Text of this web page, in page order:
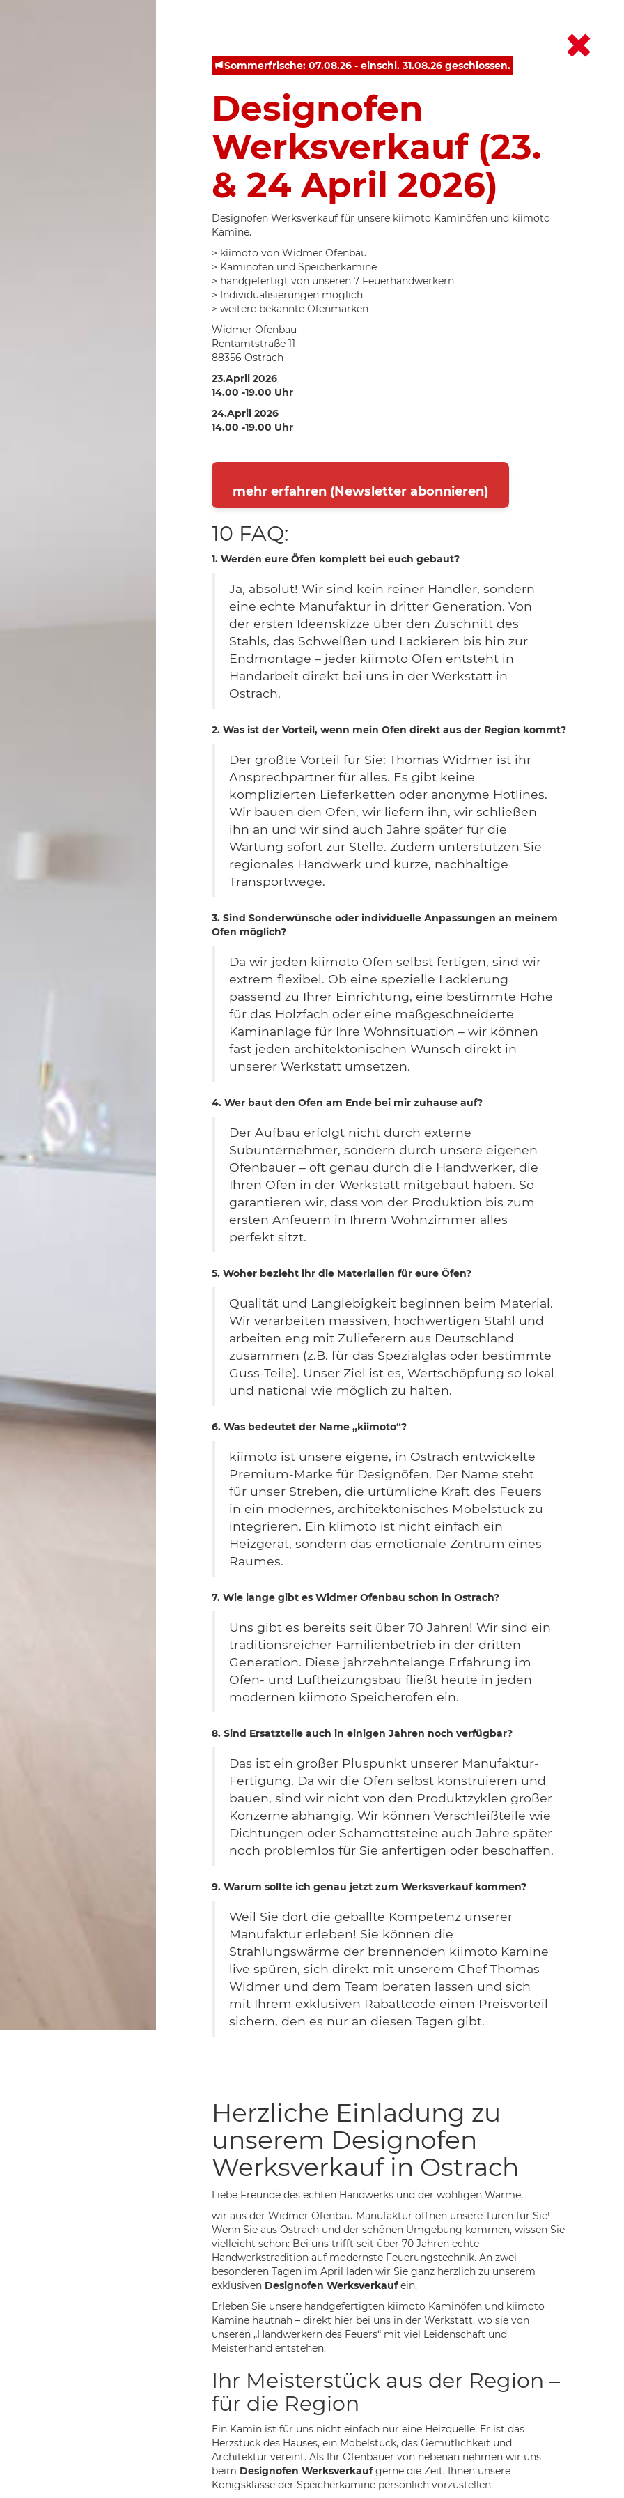
Sommerfrische: 07.08.26 - einschl. 31.08.26 geschlossen.
Designofen
Werksverkauf (23.
& 24 April 2026)
Designofen Werksverkauf für unsere kiimoto Kaminöfen und kiimoto
Kamine.
> kiimoto von Widmer Ofenbau
> Kaminöfen und Speicherkamine
> handgefertigt von unseren 7 Feuerhandwerkern
> Individualisierungen möglich
> weitere bekannte Ofenmarken
Widmer Ofenbau
Rentamtstraße 11
88356 Ostrach
23.April 2026
14.00 -19.00 Uhr
24.April 2026
14.00 -19.00 Uhr
mehr erfahren (Newsletter abonnieren)
10 FAQ:
1. Werden eure Öfen komplett bei euch gebaut?
Ja, absolut! Wir sind kein reiner Händler, sondern
eine echte Manufaktur in dritter Generation. Von
der ersten Ideenskizze über den Zuschnitt des
Stahls, das Schweißen und Lackieren bis hin zur
Endmontage – jeder kiimoto Ofen entsteht in
Handarbeit direkt bei uns in der Werkstatt in
Ostrach.
2. Was ist der Vorteil, wenn mein Ofen direkt aus der Region kommt?
Der größte Vorteil für Sie: Thomas Widmer ist ihr
Ansprechpartner für alles. Es gibt keine
komplizierten Lieferketten oder anonyme Hotlines.
Wir bauen den Ofen, wir liefern ihn, wir schließen
ihn an und wir sind auch Jahre später für die
Wartung sofort zur Stelle. Zudem unterstützen Sie
regionales Handwerk und kurze, nachhaltige
Transportwege.
3. Sind Sonderwünsche oder individuelle Anpassungen an meinem
Ofen möglich?
Da wir jeden kiimoto Ofen selbst fertigen, sind wir
extrem flexibel. Ob eine spezielle Lackierung
passend zu Ihrer Einrichtung, eine bestimmte Höhe
für das Holzfach oder eine maßgeschneiderte
Kaminanlage für Ihre Wohnsituation – wir können
fast jeden architektonischen Wunsch direkt in
unserer Werkstatt umsetzen.
4. Wer baut den Ofen am Ende bei mir zuhause auf?
Der Aufbau erfolgt nicht durch externe
Subunternehmer, sondern durch unsere eigenen
Ofenbauer – oft genau durch die Handwerker, die
Ihren Ofen in der Werkstatt mitgebaut haben. So
garantieren wir, dass von der Produktion bis zum
ersten Anfeuern in Ihrem Wohnzimmer alles
perfekt sitzt.
5. Woher bezieht ihr die Materialien für eure Öfen?
Qualität und Langlebigkeit beginnen beim Material.
Wir verarbeiten massiven, hochwertigen Stahl und
arbeiten eng mit Zulieferern aus Deutschland
zusammen (z.B. für das Spezialglas oder bestimmte
Guss-Teile). Unser Ziel ist es, Wertschöpfung so lokal
und national wie möglich zu halten.
6. Was bedeutet der Name „kiimoto“?
kiimoto ist unsere eigene, in Ostrach entwickelte
Premium-Marke für Designöfen. Der Name steht
für unser Streben, die urtümliche Kraft des Feuers
in ein modernes, architektonisches Möbelstück zu
integrieren. Ein kiimoto ist nicht einfach ein
Heizgerät, sondern das emotionale Zentrum eines
Raumes.
7. Wie lange gibt es Widmer Ofenbau schon in Ostrach?
Uns gibt es bereits seit über 70 Jahren! Wir sind ein
traditionsreicher Familienbetrieb in der dritten
Generation. Diese jahrzehntelange Erfahrung im
Ofen- und Luftheizungsbau fließt heute in jeden
modernen kiimoto Speicherofen ein.
8. Sind Ersatzteile auch in einigen Jahren noch verfügbar?
Das ist ein großer Pluspunkt unserer Manufaktur-
Fertigung. Da wir die Öfen selbst konstruieren und
bauen, sind wir nicht von den Produktzyklen großer
Konzerne abhängig. Wir können Verschleißteile wie
Dichtungen oder Schamottsteine auch Jahre später
noch problemlos für Sie anfertigen oder beschaffen.
9. Warum sollte ich genau jetzt zum Werksverkauf kommen?
Weil Sie dort die geballte Kompetenz unserer
Manufaktur erleben! Sie können die
Strahlungswärme der brennenden kiimoto Kamine
live spüren, sich direkt mit unserem Chef Thomas
Widmer und dem Team beraten lassen und sich
mit Ihrem exklusiven Rabattcode einen Preisvorteil
sichern, den es nur an diesen Tagen gibt.
Herzliche Einladung zu
unserem Designofen
Werksverkauf in Ostrach
Liebe Freunde des echten Handwerks und der wohligen Wärme,
wir aus der Widmer Ofenbau Manufaktur öffnen unsere Türen für Sie!
Wenn Sie aus Ostrach und der schönen Umgebung kommen, wissen Sie
vielleicht schon: Bei uns trifft seit über 70 Jahren echte
Handwerkstradition auf modernste Feuerungstechnik. An zwei
besonderen Tagen im April laden wir Sie ganz herzlich zu unserem
exklusiven Designofen Werksverkaufein.
Erleben Sie unsere handgefertigten kiimoto Kaminöfen und kiimoto
Kamine hautnah – direkt hier bei uns in der Werkstatt, wo sie von
unseren „Handwerkern des Feuers“ mit viel Leidenschaft und
Meisterhand entstehen.
Ihr Meisterstück aus der Region –
für die Region
Ein Kamin ist für uns nicht einfach nur eine Heizquelle. Er ist das
Herzstück des Hauses, ein Möbelstück, das Gemütlichkeit und
Architektur vereint. Als Ihr Ofenbauer von nebenan nehmen wir uns
beim Designofen Werksverkaufgerne die Zeit, Ihnen unsere
Königsklasse der Speicherkamine persönlich vorzustellen.